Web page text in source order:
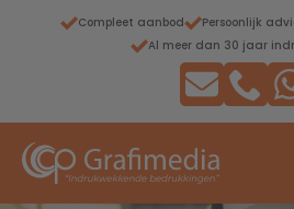
Compleet aanbod Persoonlijk
Al meer dan 30 jaar